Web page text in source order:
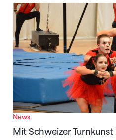
News
Mit Schweizer Turnkunst
Mit Schweizer Turnkunst